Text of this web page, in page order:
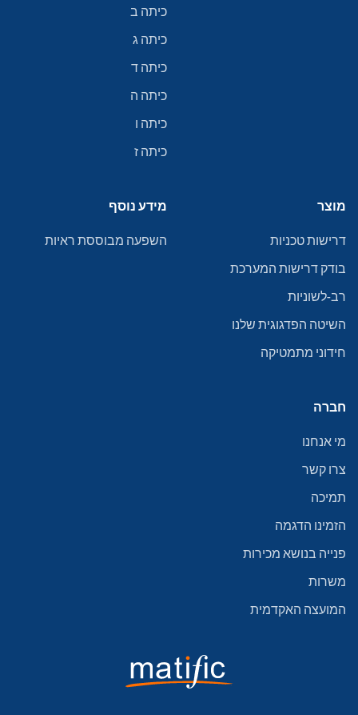
כיתה ב
כיתה ג
כיתה ד
כיתה ה
כיתה ו
כיתה ז
מוצר
דרישות טכניות
בודק דרישות המערכת
רב-לשוניות
השיטה הפדגוגית שלנו
חידוני מתמטיקה
מידע נוסף
השפעה מבוססת ראיות
חברה
מי אנחנו
צרו קשר
תמיכה
הזמינו הדגמה
פנייה בנושא מכירות
משרות
המועצה האקדמית